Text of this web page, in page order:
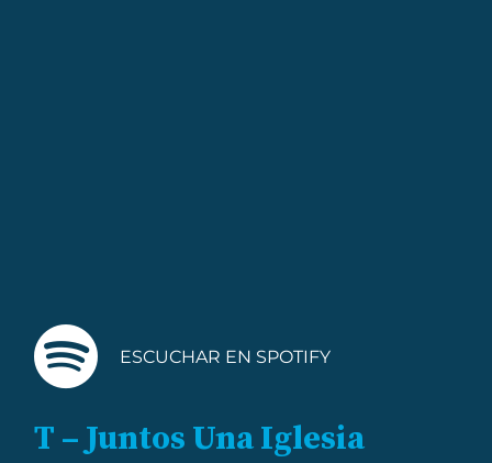
ESCUCHAR EN SPOTIFY
T – Juntos Una Iglesia